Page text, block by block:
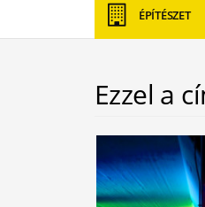
ÉPÍTÉSZET
Ezzel a